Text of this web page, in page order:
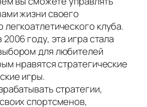
жизни своего
клуба.
году, эта игра стала
для любителей
нравятся стратегические
игры.
стратегии,
спортсменов,